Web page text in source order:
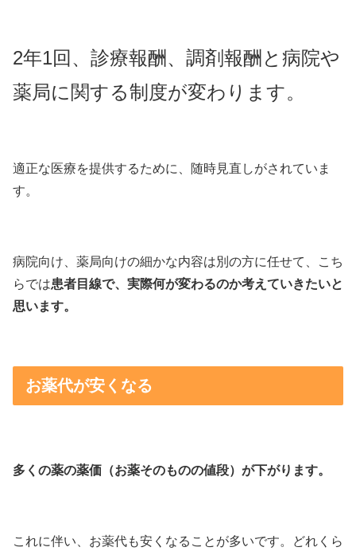
2年1回、診療報酬、調剤報酬と病院や
薬局に関する制度が変わります。
適正な医療を提供するために、随時見直しがされていま
す。
病院向け、薬局向けの細かな内容は別の方に任せて、こち
らでは患者目線で、実際何が変わるのか考えていきたいと
思います。
お薬代が安くなる
多くの薬の薬価（お薬そのものの値段）が下がります。
これに伴い、お薬代も安くなることが多いです。どれくら